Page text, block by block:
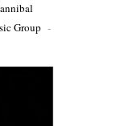
Group -